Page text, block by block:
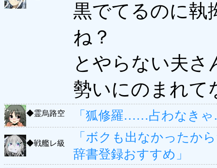
黒でてるのに執
ね？
とやらない夫
勢いにのまれて
◆霊烏路空 「狐修羅……占わなき
◆戦艦レ級
「ボクも出なかったか
辞書登録おすすめ」